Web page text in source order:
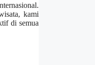
kami
di semua